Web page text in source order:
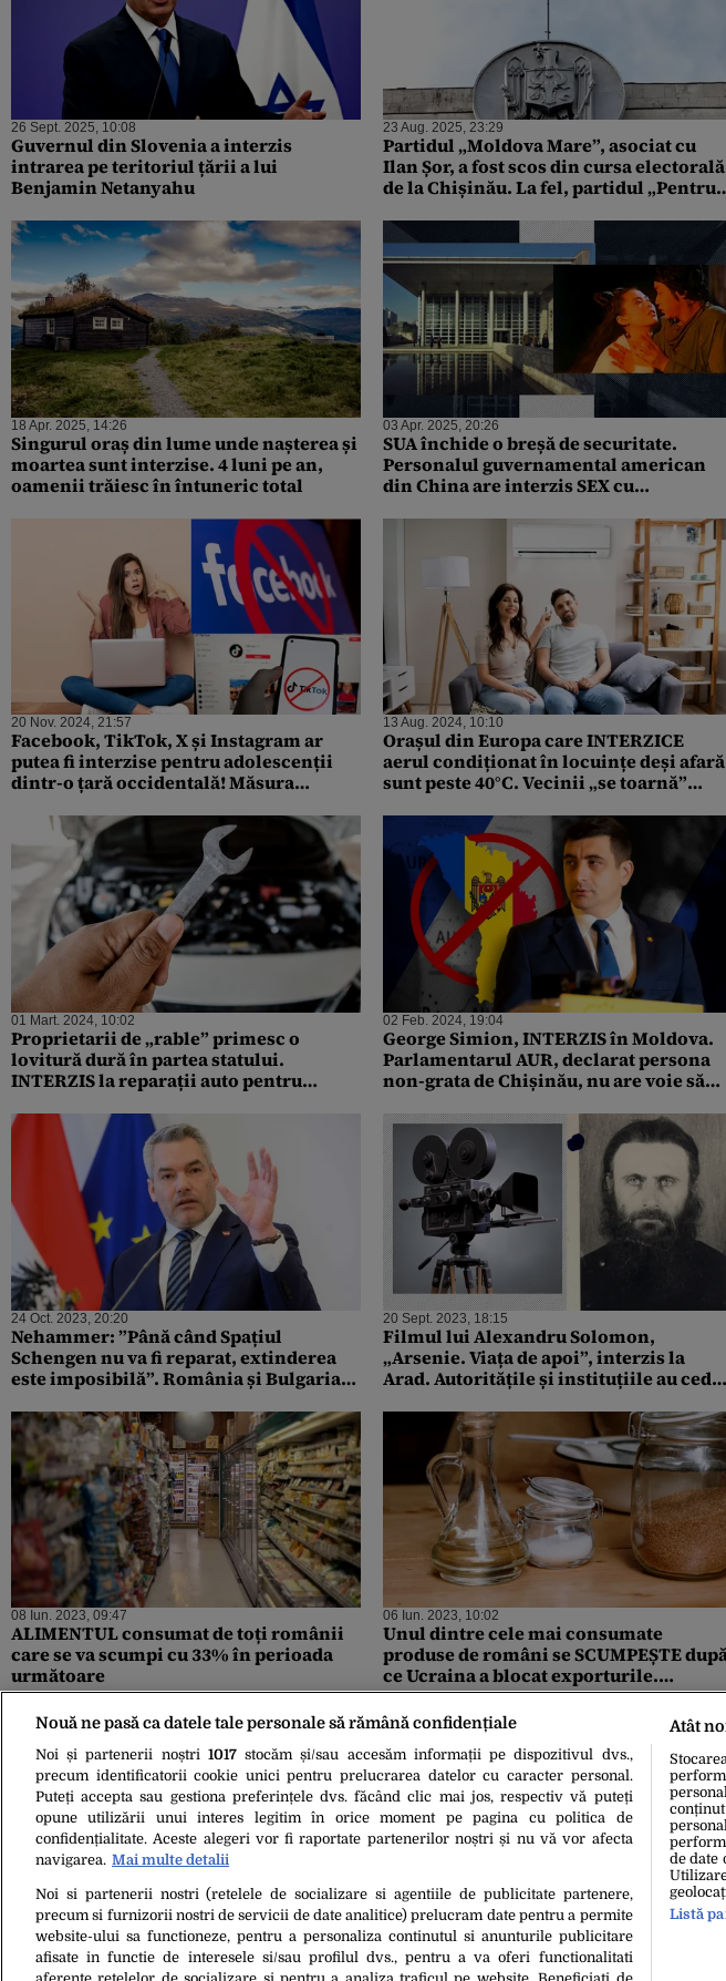
26 Sept. 2025, 10:08
Guvernul din Slovenia a interzis
intrarea pe teritoriul țării a lui
Benjamin Netanyahu
23 Aug. 2025, 23:29
Partidul „Moldova Mare”, asociat cu
Ilan Șor, a fost scos din cursa electorală
de la Chișinău. La fel, partidul „Pentru
18 Apr. 2025, 14:26
Singurul oraș din lume unde nașterea și
moartea sunt interzise. 4 luni pe an,
oamenii trăiesc în întuneric total
03 Apr. 2025, 20:26
SUA închide o breșă de securitate.
Personalul guvernamental american
din China are interzis SEX cu
20 Nov. 2024, 21:57
Facebook, TikTok, X și Instagram ar
putea fi interzise pentru adolescenții
dintr-o țară occidentală! Măsura
13 Aug. 2024, 10:10
Orașul din Europa care INTERZICE
aerul condiționat în locuințe deși afară
sunt peste 40°C. Vecinii „se toarnă”
01 Mart. 2024, 10:02
Proprietarii de „rable” primesc o
lovitură dură în partea statului.
INTERZIS la reparații auto pentru
02 Feb. 2024, 19:04
George Simion, INTERZIS în Moldova.
Parlamentarul AUR, declarat persona
non-grata de Chișinău, nu are voie să
24 Oct. 2023, 20:20
Nehammer: ”Până când Spațiul
Schengen nu va fi reparat, extinderea
este imposibilă”. România și Bulgaria
20 Sept. 2023, 18:15
Filmul lui Alexandru Solomon,
„Arsenie. Viața de apoi”, interzis la
Arad. Autoritățile și instituțiile au cedat
08 Iun. 2023, 09:47
ALIMENTUL consumat de toți românii
care se va scumpi cu 33% în perioada
următoare
06 Iun. 2023, 10:02
Unul dintre cele mai consumate
produse de români se SCUMPEȘTE
ce Ucraina a blocat exporturile.
România era cel mai mare importator
28 Dec. 2022, 18:45
OFICIAL: Vladimir Putin a interzis
vânzarea de petrol rusesc în Occident!
Ce țări sunt afectate
Nouă ne pasă ca datele tale personale să rămână confidențiale
Noi și partenerii noștri 1017stocăm și/sau accesăm informații pe dispozitivul dvs.,
precum identificatorii cookie unici pentru prelucrarea datelor cu caracter personal.
Puteți accepta sau gestiona preferințele dvs. făcând clic mai jos, respectiv vă puteți
opune utilizării unui interes legitim în orice moment pe pagina cu politica de
confidențialitate. Aceste alegeri vor fi raportate partenerilor noștri și nu vă vor afecta
navigarea. Mai multe detalii
Noi si partenerii nostri (retelele de socializare si agentiile de publicitate partenere,
precum si furnizorii nostri de servicii de date analitice) prelucram date pentru a permite
website-ului sa functioneze, pentru a personaliza continutul si anunturile publicitare
afisate in functie de interesele si/sau profilul dvs., pentru a va oferi functionalitati
Atât
de date
Listă